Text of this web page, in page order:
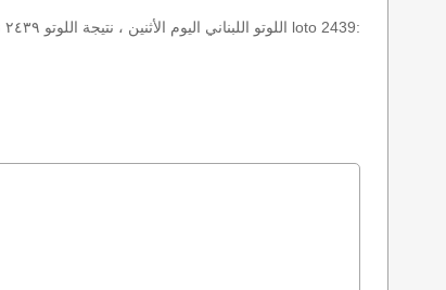
اللوتو اللبناني اليوم الأثنين ، نتيجة اللوتو ٢٤٣٩ نتائج آخر سحب في اللوتو اللبناني، أي نتائج اللوتو رقم السحب 2439 اليوم الأثنين 2026-08-10 loto 2439: